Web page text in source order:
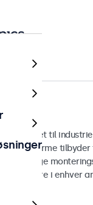
designet til
skærme
og alsidige
integrere i enhver